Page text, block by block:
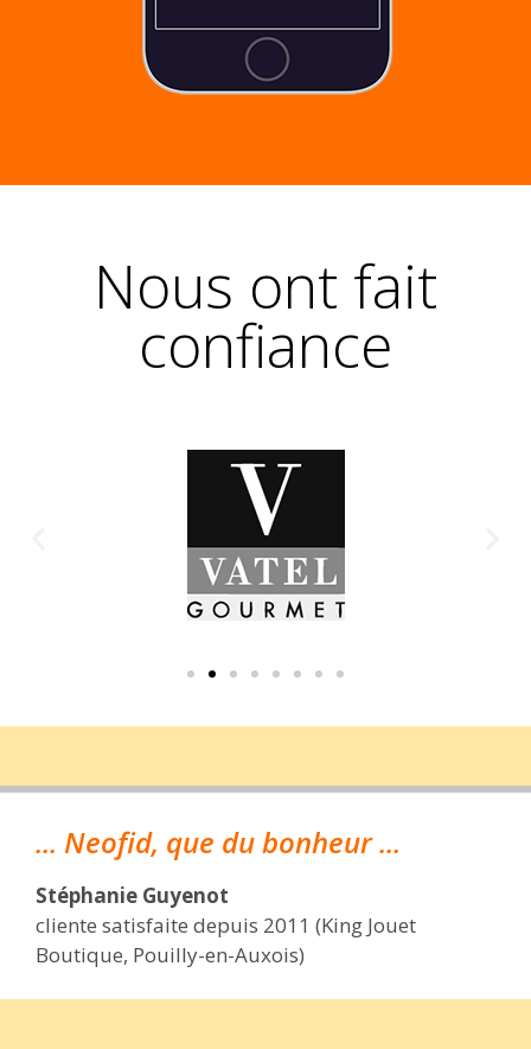
Nous ont fait
confiance
... Neofid, que du bonheur ...
Stéphanie Guyenot
cliente satisfaite depuis 2011 (King Jouet
Boutique, Pouilly-en-Auxois)